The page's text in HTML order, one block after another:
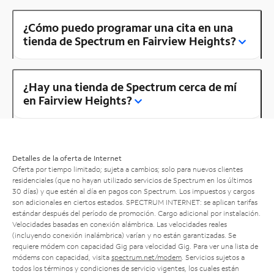
¿Cómo puedo programar una cita en una
tienda de Spectrum en Fairview Heights?
¿Hay una tienda de Spectrum cerca de mí
en Fairview Heights?
Detalles de la oferta de Internet
Oferta por tiempo limitado; sujeta a cambios; solo para nuevos clientes
residenciales (que no hayan utilizado servicios de Spectrum en los últimos
30 días) y que estén al día en pagos con Spectrum. Los impuestos y cargos
son adicionales en ciertos estados. SPECTRUM INTERNET: se aplican tarifas
estándar después del período de promoción. Cargo adicional por instalación.
Velocidades basadas en conexión alámbrica. Las velocidades reales
(incluyendo conexión inalámbrica) varían y no están garantizadas. Se
requiere módem con capacidad Gig para velocidad Gig. Para ver una lista de
módems con capacidad, visita spectrum.net/modem . Servicios sujetos a
todos los términos y condiciones de servicio vigentes, los cuales están